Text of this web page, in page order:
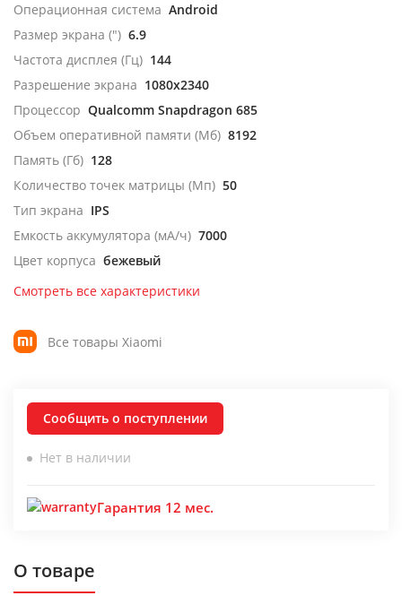
Операционная система Android
Размер экрана (") 6.9
Частота дисплея (Гц) 144
Разрешение экрана 1080x2340
Процессор Qualcomm Snapdragon 685
Объем оперативной памяти (Мб) 8192
Память (Гб) 128
Количество точек матрицы (Мп) 50
Тип экрана IPS
Емкость аккумулятора (мА/ч) 7000
Цвет корпуса бежевый
Смотреть все характеристики
Все товары Xiaomi
Сообщить о поступлении
Нет в наличии
Гарантия 12 мес.
О товаре